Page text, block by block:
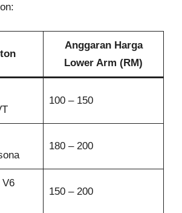
Anggaran Harga
Lower Arm (RM)
100 – 150
180 – 200
V6
150 – 200